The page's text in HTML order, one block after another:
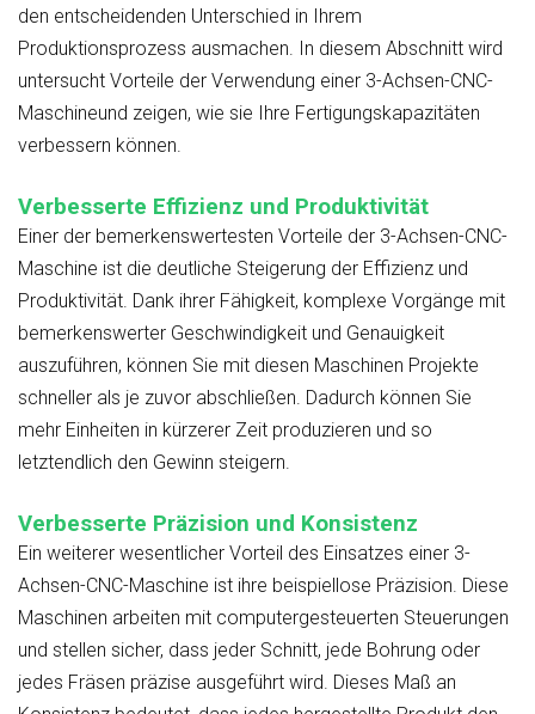
den entscheidenden Unterschied in Ihrem
Produktionsprozess ausmachen. In diesem Abschnitt wird
untersucht Vorteile der Verwendung einer 3-Achsen-CNC-
Maschineund zeigen, wie sie Ihre Fertigungskapazitäten
verbessern können.
Verbesserte Effizienz und Produktivität
Einer der bemerkenswertesten Vorteile der 3-Achsen-CNC-
Maschine ist die deutliche Steigerung der Effizienz und
Produktivität. Dank ihrer Fähigkeit, komplexe Vorgänge mit
bemerkenswerter Geschwindigkeit und Genauigkeit
auszuführen, können Sie mit diesen Maschinen Projekte
schneller als je zuvor abschließen. Dadurch können Sie
mehr Einheiten in kürzerer Zeit produzieren und so
letztendlich den Gewinn steigern.
Verbesserte Präzision und Konsistenz
Ein weiterer wesentlicher Vorteil des Einsatzes einer 3-
Achsen-CNC-Maschine ist ihre beispiellose Präzision. Diese
Maschinen arbeiten mit computergesteuerten Steuerungen
und stellen sicher, dass jeder Schnitt, jede Bohrung oder
jedes Fräsen präzise ausgeführt wird. Dieses Maß an